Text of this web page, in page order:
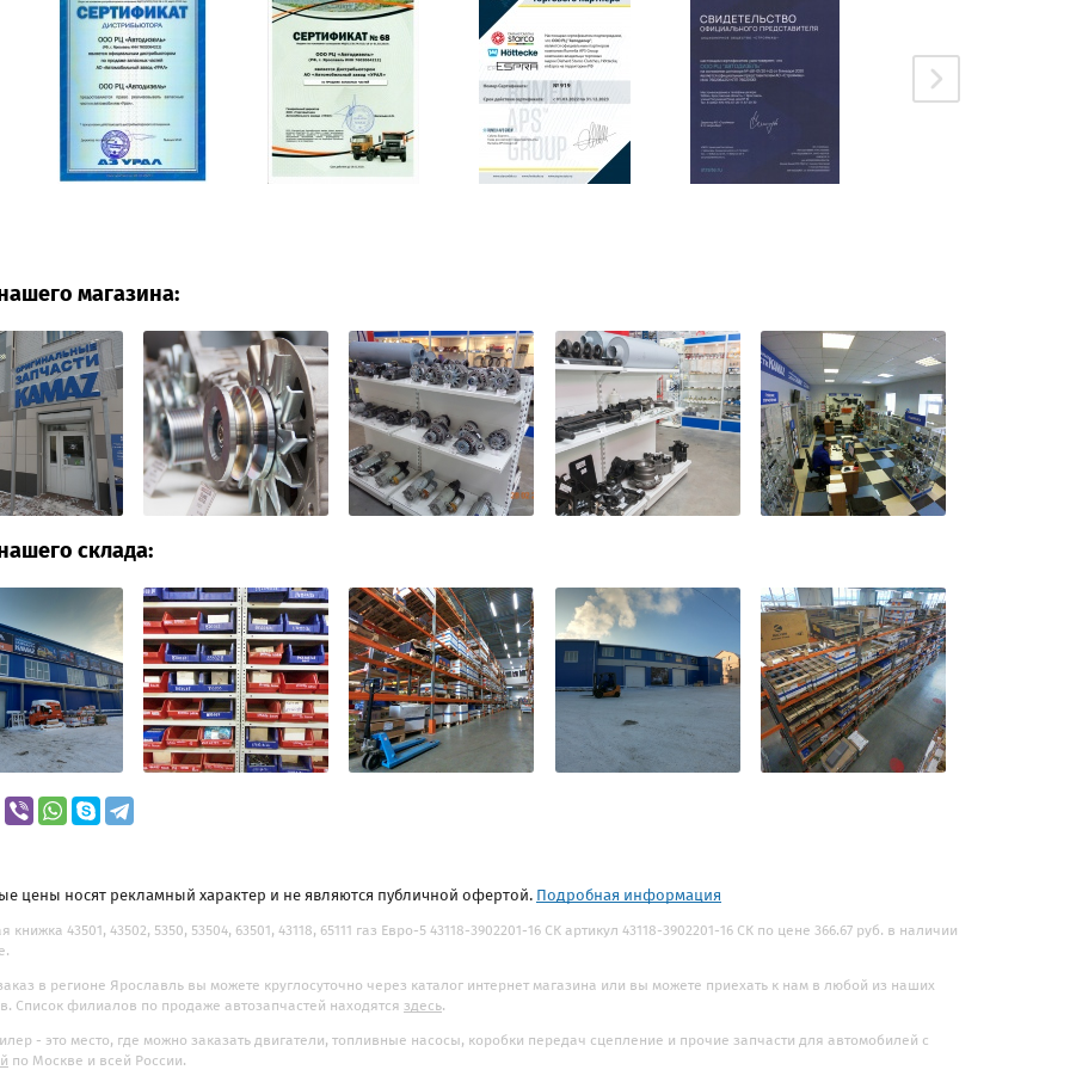
магазина:
склада:
цены носят рекламный характер и не являются публичной офертой. Подробная информация
книжка 43501, 43502, 5350, 53504, 63501, 43118, 65111 газ Евро-5 43118-3902201-16 СК артикул 43118-3902201-16 СК по цене 366.67 руб. в наличии
в регионе Ярославль вы можете круглосуточно через каталог интернет магазина или вы можете приехать к нам в любой из наших
Список филиалов по продаже автозапчастей находятся здесь.
- это место, где можно заказать двигатели, топливные насосы, коробки передач сцепление и прочие запчасти для автомобилей с
по Москве и всей России.